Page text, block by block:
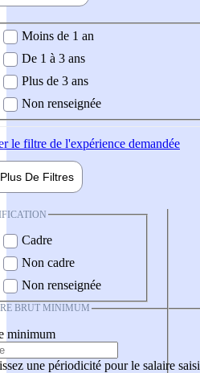
demandée
Moins de 1 an
De 1 à 3 ans
Plus de 3 ans
Non renseignée
le filtre de l'expérience demandée
Plus De Filtres
Cadre
Non cadre
Non renseignée
BRUT MINIMUM
minimum
une périodicité pour le salaire saisi